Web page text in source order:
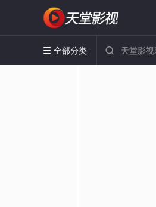
 全部分类 